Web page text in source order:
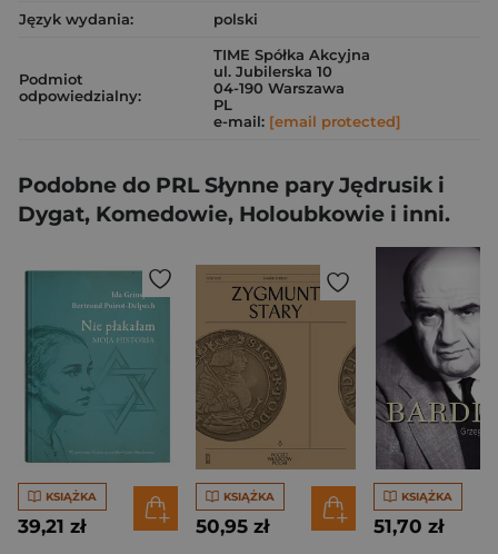
Język wydania: polski
Podmiot
odpowiedzialny:
TIME Spółka Akcyjna
ul. Jubilerska 10
04-190 Warszawa
PL
e-mail: [email protected]
Podobne do PRL Słynne pary Jędrusik i
Dygat, Komedowie, Holoubkowie i inni.
KSIĄŻKA
39,21 zł
KSIĄŻKA
50,95 zł
KSIĄŻKA
51,70 zł